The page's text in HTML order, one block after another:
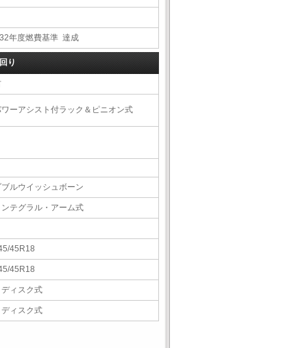
年度燃費基準 達成
り
ーアシスト付ラック＆ピニオン式
ルウイッシュボーン
テグラル・アーム式
45R18
45R18
ィスク式
ィスク式